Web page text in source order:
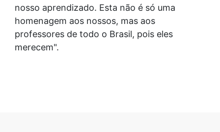
nosso aprendizado. Esta não é só uma
homenagem aos nossos, mas aos
professores de todo o Brasil, pois eles
merecem".